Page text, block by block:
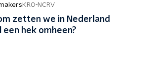
KRO-NCRV
zetten we in Nederland
een hek omheen?